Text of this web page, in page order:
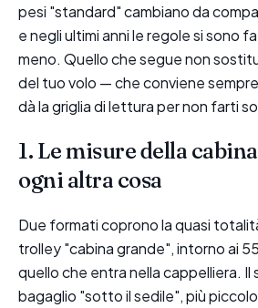
pesi "standard" cambiano da
e negli ultimi anni le regole si sono
meno. Quello che segue non
del tuo volo — che conviene
dà la griglia di lettura per non farti
1. Le misure della
ogni altra cosa
Due formati coprono la quasi
trolley "cabina grande", intorno ai
quello che entra nella cappelliera. Il
bagaglio "sotto il sedile", più